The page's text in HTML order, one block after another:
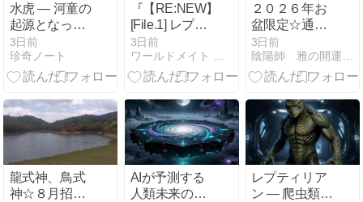
水虎 ― 河童の
起源となった
中国の水怪 ―
3日前
珍奇ノート
『【RE:NEW】
[File.1] レプテ
ィリアン会合
記録～ラケル
タ・ファイル
3日前
２０２６年お
盆限定☆通天
符 透明清め包
みﾐﾆｶｰﾄﾞﾀｲﾌﾟ
「輝くﾚｲﾝﾎﾞｰ
3日前
龍式神、鳥式
神☆８月招神
AIが予測する
人類未来の真
レプティリア
ン ― 爬虫類人